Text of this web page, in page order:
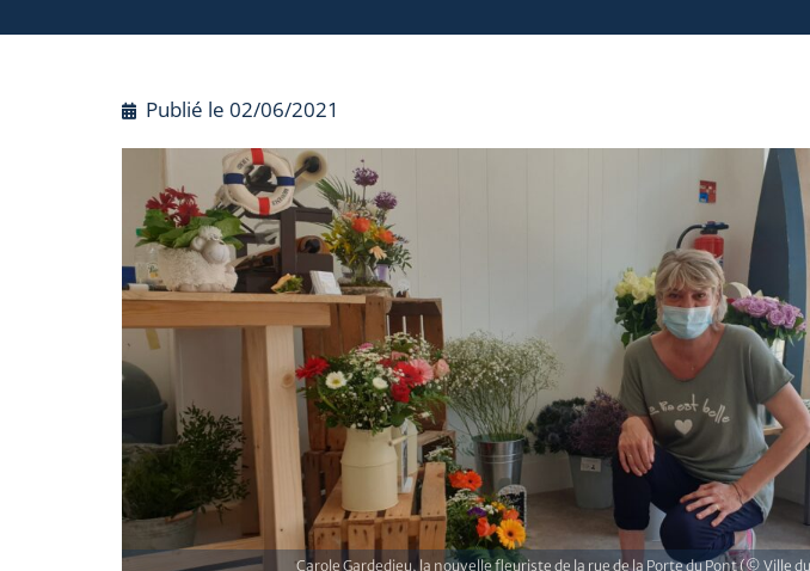
Publié le 02/06/2021
Carole Gardedieu, la nouvelle fleuriste de la rue de la Porte du Pont (© Ville